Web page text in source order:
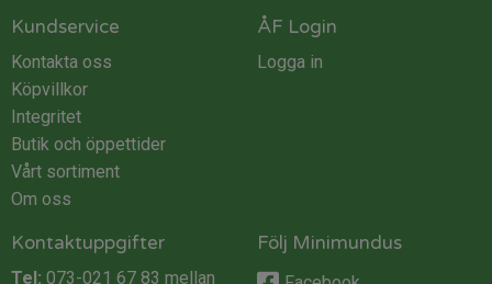
Kundservice
Kontakta oss
Köpvillkor
Integritet
Butik och öppettider
Vårt sortiment
Om oss
ÅF Login
Logga in
Kontaktuppgifter
Tel: 073-021 67 83 mellan
Följ Minimundus